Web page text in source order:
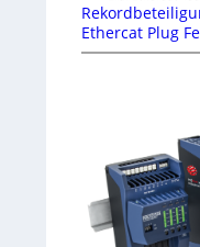
Ethercat Plug